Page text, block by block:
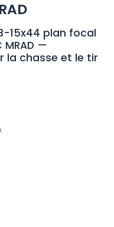
15x44 plan focal
—
la chasse et le tir